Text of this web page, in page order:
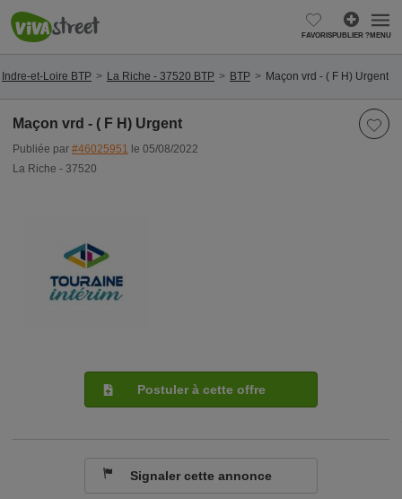
FAVORISPUBLIER ?MENU
Indre-et-Loire BTP La Riche - 37520 BTP BTP Maçon vrd - ( F H) Urgent
Maçon vrd - ( F H) Urgent
Publiée par #46025951 le 05/08/2022
La Riche - 37520
Postuler à cette offre
Signaler cette annonce